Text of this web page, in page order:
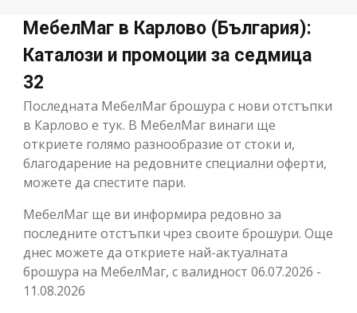
МебелМаг в Карлово (България):
Каталози и промоции за седмица
32
Последната МебелМаг брошура с нови отстъпки
в Карлово е тук. В МебелМаг винаги ще
откриете голямо разнообразие от стоки и,
благодарение на редовните специални оферти,
можете да спестите пари.
МебелМаг ще ви информира редовно за
последните отстъпки чрез своите брошури. Още
днес можете да откриете най-актуалната
брошура на МебелМаг, с валидност 06.07.2026 -
11.08.2026